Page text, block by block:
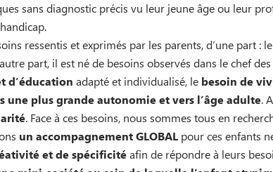
sans diagnostic précis vu leur jeune âge ou leur
ressentis et exprimés par les parents, d’une part : le
part, il est né de besoins observés dans le chef
d’éducation adapté et individualisé, le besoin de
une plus grandeautonomie et vers l’âge adulte.
. Face à ces besoins, nous sommes tous en
un accompagnement GLOBAL pour ces enfants
et de spécificitéafin de répondre à leurs